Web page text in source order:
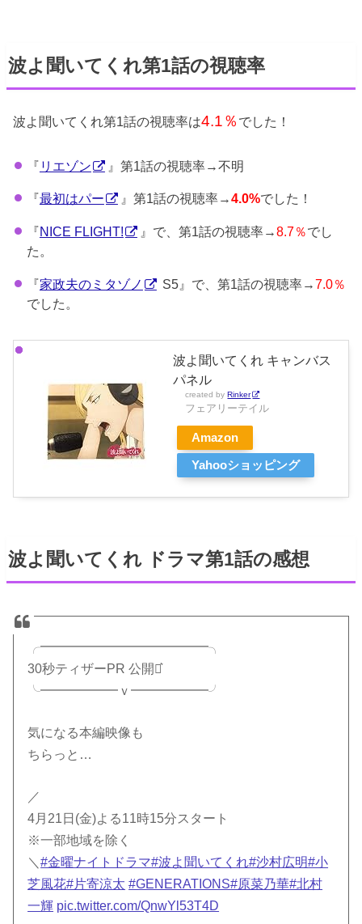
波よ聞いてくれ第1話の視聴率
波よ聞いてくれ第1話の視聴率は4.1％ でした！
『 リエゾン 』第1話の視聴率→不明
『最初はパー 』第1話の視聴率→4.0%でした！
『NICE FLIGHT! 』で、第1話の視聴率→8.7％でし
た。
『家政夫のミタゾノ S5』で、第1話の視聴率→7.0％
でした。
波よ聞いてくれ キャンバス
パネル
created byRinker
フェアリーテイル
Amazon
Yahooショッピング
波よ聞いてくれ ドラマ第1話の感想
╭━━━━━━━━━━━━━╮
30秒ティザーPR 公開⋆͛
╰━━━━━━ｖ━━━━━━╯
気になる本編映像も
ちらっと…
／
4月21日(金)よる11時15分スタート
※一部地域を除く
＼#金曜ナイトドラマ#波よ聞いてくれ#沙村広明#小
芝風花#片寄涼太 #GENERATIONS#原菜乃華#北村
一輝 pic.twitter.com/QnwYl53T4D